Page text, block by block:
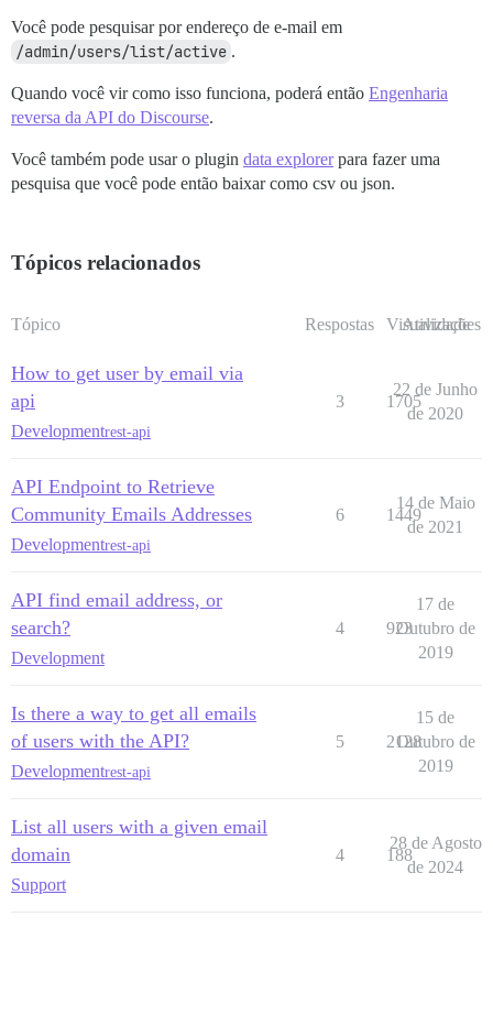
Você pode pesquisar por endereço de e-mail em
/admin/users/list/active .
Quando você vir como isso funciona, poderá então Engenharia
reversa da API do Discourse.
Você também pode usar o plugin data explorerpara fazer uma
pesquisa que você pode então baixar como csv ou json.
Tópicos relacionados
Tópico Respostas Visualizações
Atividade
How to get user by email via
api
Developmentrest-api
3 1705
22 de Junho
de 2020
API Endpoint to Retrieve
Community Emails Addresses
Developmentrest-api
6 1449
14 de Maio
de 2021
API find email address, or
search?
Development
4 923
17 de
Outubro de
2019
Is there a way to get all emails
of users with the API?
Developmentrest-api
5 2128
15 de
Outubro de
2019
List all users with a given email
domain
Support
4 188
28 de Agosto
de 2024